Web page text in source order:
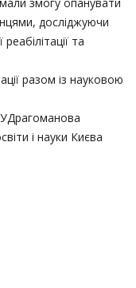
досліджуючи
та
разом із науковою
і науки Києва